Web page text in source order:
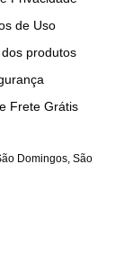
de Uso
produtos
Frete Grátis
Domingos, São